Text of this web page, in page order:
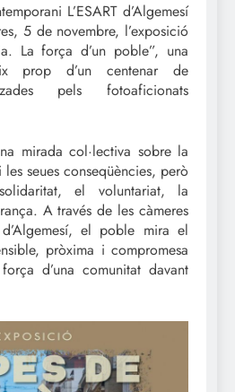
L’ESART d’Algemesí
5 de novembre, l’exposició
La força d’un poble”, una
prop d’un centenar de
pels fotoaficionats
mirada col·lectiva sobre la
seues conseqüències, però
el voluntariat, la
A través de les càmeres
el poble mira el
pròxima i compromesa
d’una comunitat davant